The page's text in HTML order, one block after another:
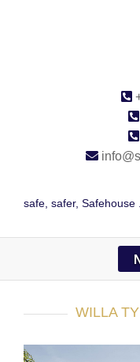
safe, safer, Safehouse
WILLA